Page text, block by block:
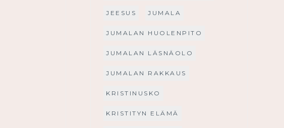
JEESUS JUMALA
JUMALAN HUOLENPITO
JUMALAN LÄSNÄOLO
JUMALAN RAKKAUS
KRISTINUSKO
KRISTITYN ELÄMÄ